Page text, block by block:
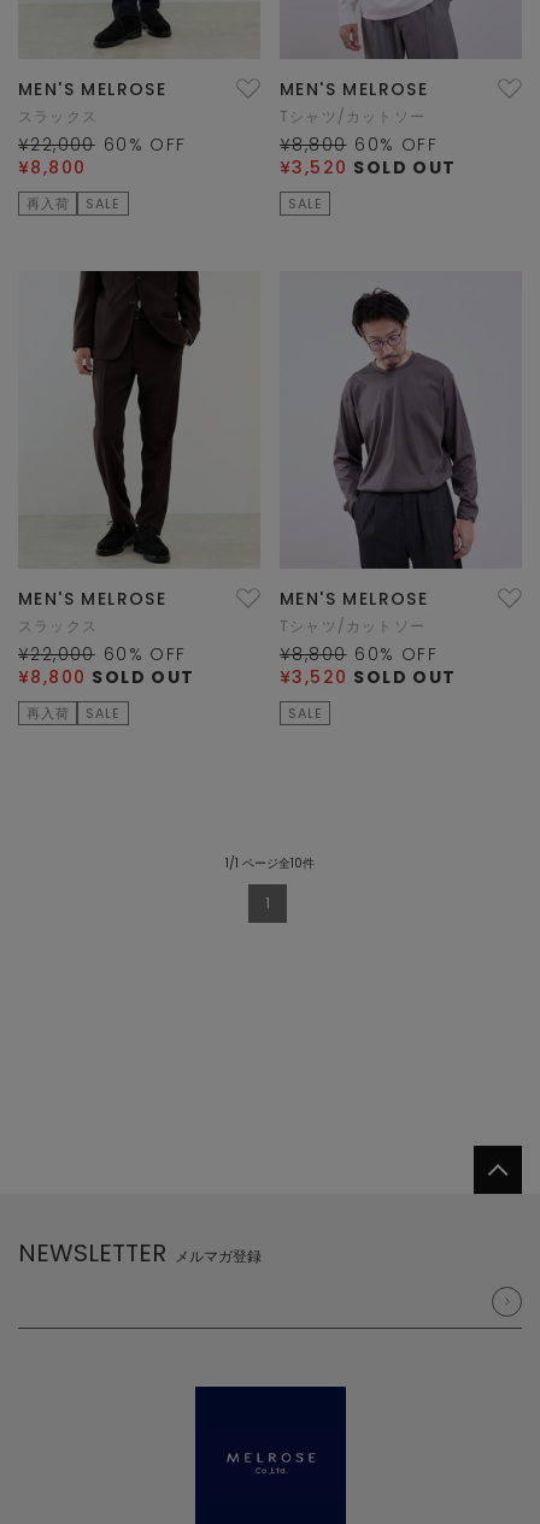
MEN'S MELROSE
スラックス
¥22,000 60 % OFF
¥8,800
再入荷 SALE
MEN'S MELROSE
Tシャツ/カットソー
¥8,800 60% OFF
¥3,520 SOLD OUT
SALE
MEN'S MELROSE
スラックス
¥22,000 60 % OFF
¥8,800 SOLD OUT
再入荷 SALE
MEN'S MELROSE
Tシャツ/カットソー
¥8,800 60% OFF
¥3,520 SOLD OUT
SALE
1/1 ページ全10件
1
NEWSLETTER メルマガ登録